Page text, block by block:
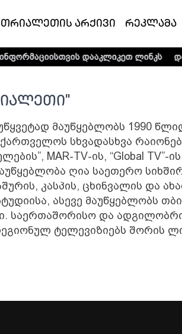
თრიალეთის არქივი რეკლამა
დააკლიკეთ ლინკს
მაუწყებლობს 1990
სხვადასხვა
MAR-TV-ის, “Global
ღია საეთერო
კასპის, ცხინვალის და
ასევე მაუწყებლობს
საერთაშორისო და
ტელევიზიებს შორის